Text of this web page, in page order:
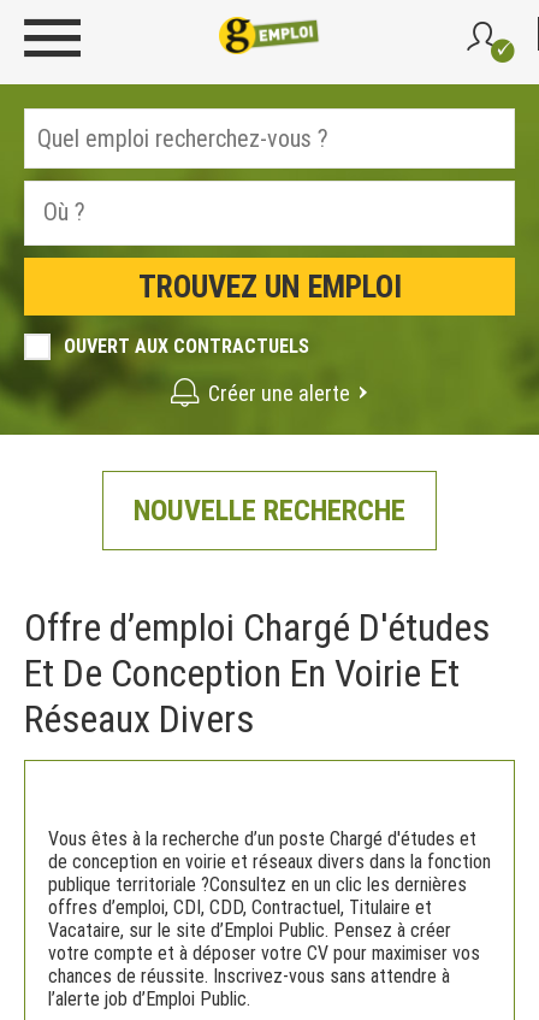
OUVERT AUX CONTRACTUELS
Créer une alerte
NOUVELLE RECHERCHE
Offre d’emploi Chargé D'études
Et De Conception En Voirie Et
Réseaux Divers
Vous êtes à la recherche d’un poste Chargé d'études et
de conception en voirie et réseaux divers dans la fonction
publique territoriale ?Consultez en un clic les dernières
offres d’emploi, CDI, CDD, Contractuel, Titulaire et
Vacataire, sur le site d’Emploi Public. Pensez à créer
votre compte et à déposer votre CV pour maximiser vos
chances de réussite. Inscrivez-vous sans attendre à
l’alerte job d’Emploi Public.